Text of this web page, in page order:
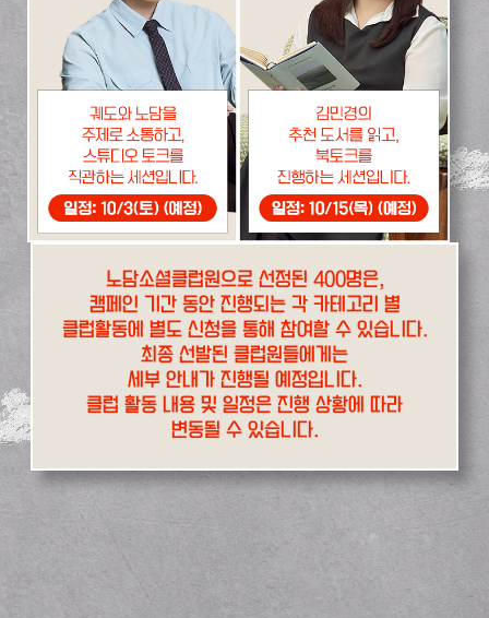
노담소셜클럽원으로 선정된 400명은,
캠페인 기간 동안 진행되는 각 카테고리 별
클럽활동에 별도 신청을 통해 참여할 수 있습니다.
최종 선발된 클럽원들에게는
세부 안내가 진행될 예정입니다.
클럽 활동 내용 및 일정은 진행 상황에 따라
변동될 수 있습니다.